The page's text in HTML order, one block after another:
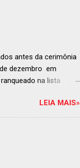
antes da cerimônia
dezembro em
na lista
diversificado da
em reconhecer
revelação da
LEIA MAIS»